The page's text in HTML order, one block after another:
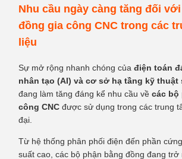
Nhu cầu ngày càng tăng đối
đồng gia công CNC trong các
liệu
Sự mở rộng nhanh chóng của điện toán
nhân tạo (AI) và cơ sở hạ tầng kỹ thuật
đang làm tăng đáng kể nhu cầu về các bộ
công CNC được sử dụng trong các trung
đại.
Từ hệ thống phân phối điện đến phần
suất cao, các bộ phận bằng đồng đang trở